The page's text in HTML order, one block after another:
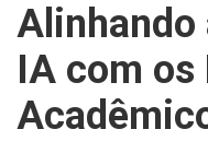
Alinhando
IA com os